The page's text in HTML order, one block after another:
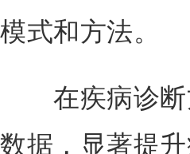
模式和方法。
在疾病诊断
数据，显著提